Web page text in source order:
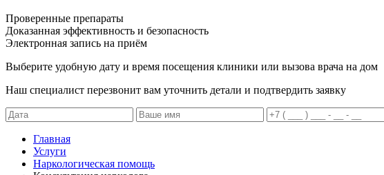
Проверенные препараты
Доказанная эффективность и безопасность
Электронная запись на приём
Выберите удобную дату и время посещения клиники или вызова врача на дом
Наш специалист перезвонит вам уточнить детали и подтвердить заявку
Главная
Услуги
Наркологическая помощь